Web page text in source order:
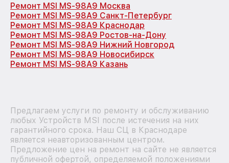
Ремонт MSI MS-98A9 Москва
Ремонт MSI MS-98A9 Санкт-Петербург
Ремонт MSI MS-98A9 Краснодар
Ремонт MSI MS-98A9 Ростов-на-Дону
Ремонт MSI MS-98A9 Нижний Новгород
Ремонт MSI MS-98A9 Новосибирск
Ремонт MSI MS-98A9 Казань
Предлагаем услуги по ремонту и обслуживанию
любых Устройств MSI после истечения на них
гарантийного срока. Наш СЦ в Краснодаре
является неавторизованным центром.
Предложение цен на ремонт на сайте не является
публичной офертой, определяемой положениями